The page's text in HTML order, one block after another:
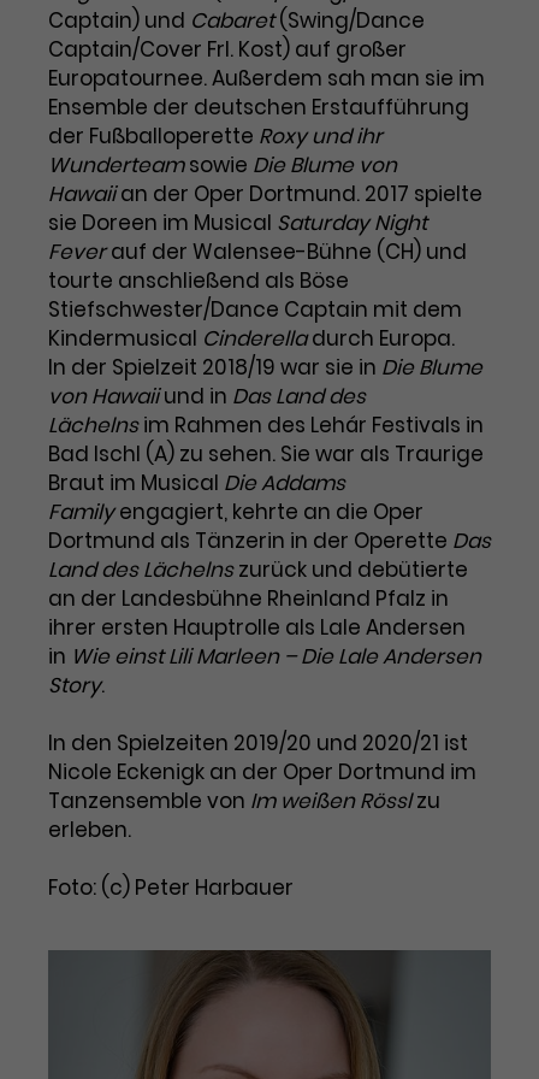
Benutzer*in wiedererkannt werden,
und es wird Zugang zu
geschützten Bereichen gewährt.
Name cookie_optin
Anbieter TYPO3
Laufzeit 1 Monat
Zweck
Enthält die gewählten Tracking-
Optin-Einstellungen.
Laufzeit 2 Jahre
Zweck
Dieses Cookie wird von Google
Analytics installiert. Das Cookie
wird verwendet, um
Besucher*innen-, Sitzungs- und
Kampagnendaten zu berechnen
und die Nutzung der Website für
den Analysebericht der Website zu
verfolgen. Die Cookies speichern
Informationen anonym und weisen
eine zufallsgenerierte Nummer zu,
um Besuche zu erkennen.
Name _gid
Anbieter Google Analytics
Laufzeit 1 Tag
Zweck
Dieses Cookie wird von Google
Analytics installiert. Das Cookie
Besucher*innen eine Website
nutzen, und hilft bei der Erstellung
eines Analyseberichts über die
der Besuche, die Quelle, aus der sie
Seiten.
_gat_UA-63561367-1
Marketing
Diese Gruppe beinhaltet alle Scripte, die es uns
ermöglichen die Leistung unserer
Werbekampagnen zu analysieren und
Conversions zu messen. Außerdem helfen sie
uns dabei Werbeanzeigen und Inhalte besser auf
die Interessen unserer Nutzer abzustimmen.
Name
_gcl_au
Anbieter Google Ads
Laufzeit 3 Monate
Zweck
Wird von Google verwendet, um
die Effizienz von Werbeanzeigen zu
messen und Conversions zu
speichern. Dieses Cookie hilft dabei
nachzuvollziehen, ob Nutzer über
Google-Anzeigen auf unsere
Website gelangt sind.
Name _gcl_aw
Anbieter
Laufzeit 3 Monate
Zweck
Dieses Cookie speichert
Informationen zu Werbeklicks und
Kampagnen.
_gcl_dc
Google / DoubleClick
Cookie-Informationen
Captain) und Cabaret(Swing/Dance
Captain/Cover Frl. Kost) auf großer
Europatournee. Außerdem sah man sie im
Ensemble der deutschen Erstaufführung
der Fußballoperette Roxy und ihr
Wunderteamsowie Die Blume von
Hawaiian der Oper Dortmund. 2017 spielte
sie Doreen im Musical Saturday Night
Feverauf der Walensee-Bühne (CH) und
tourte anschließend als Böse
Stiefschwester/Dance Captain mit dem
Kindermusical Cinderelladurch Europa.
In der Spielzeit 2018/19 war sie in Die Blume
von Hawaiiund in Das Land des
Lächelnsim Rahmen des Lehár Festivals in
Bad Ischl (A) zu sehen. Sie war als Traurige
Braut im Musical Die Addams
Familyengagiert, kehrte an die Oper
Dortmund als Tänzerin in der Operette Das
Land des Lächelnszurück und debütierte
an der Landesbühne Rheinland Pfalz in
ihrer ersten Hauptrolle als Lale Andersen
in Wie einst Lili Marleen – Die Lale Andersen
Story.
In den Spielzeiten 2019/20 und 2020/21 ist
Nicole Eckenigk an der Oper Dortmund im
Tanzensemble von Im weißen Rösslzu
erleben.
Foto: (c) Peter Harbauer